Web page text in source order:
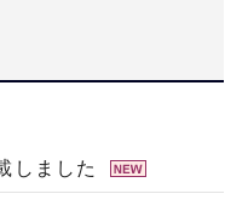
しました